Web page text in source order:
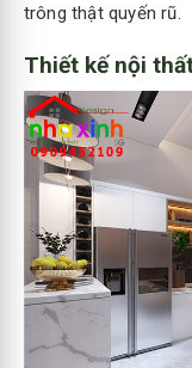
trông thật quyến rũ.
Thiết kế nội